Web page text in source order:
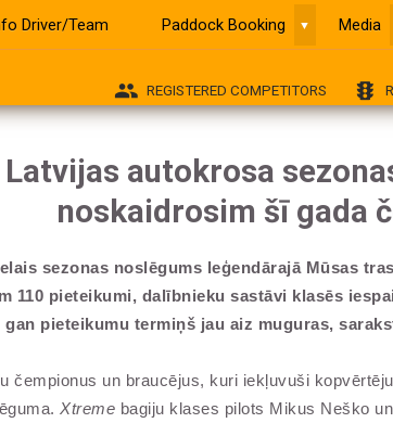
Driver/Team Paddock Booking ▼ Media
traffic
group REGISTERED COMPETITORS
autokrosa
noskaidrosim šī gada
sezonas noslēgums leģendārajā Mūsas
110 pieteikumi, dalībnieku sastāvi klasēs
pieteikumu termiņš jau aiz muguras,
čempionus un braucējus, kuri iekļuvuši
Xtreme bagiju klases pilots Mikus Neško